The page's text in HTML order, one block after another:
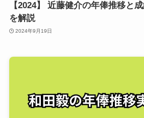
【2024】 近藤健介の年俸推移と
を解説
2024年9月19日